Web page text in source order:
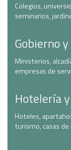
Colegios,
seminarios,
Gobierno
Ministerios,
empresas de
Hotelería
Hoteles,
turismo, casas de